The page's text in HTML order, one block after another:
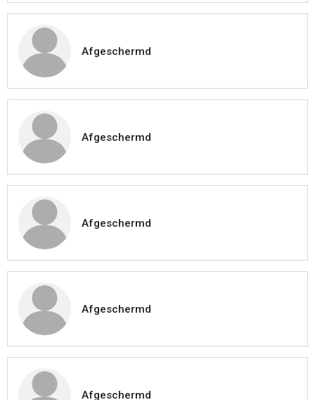
Afgeschermd
Afgeschermd
Afgeschermd
Afgeschermd
Afgeschermd